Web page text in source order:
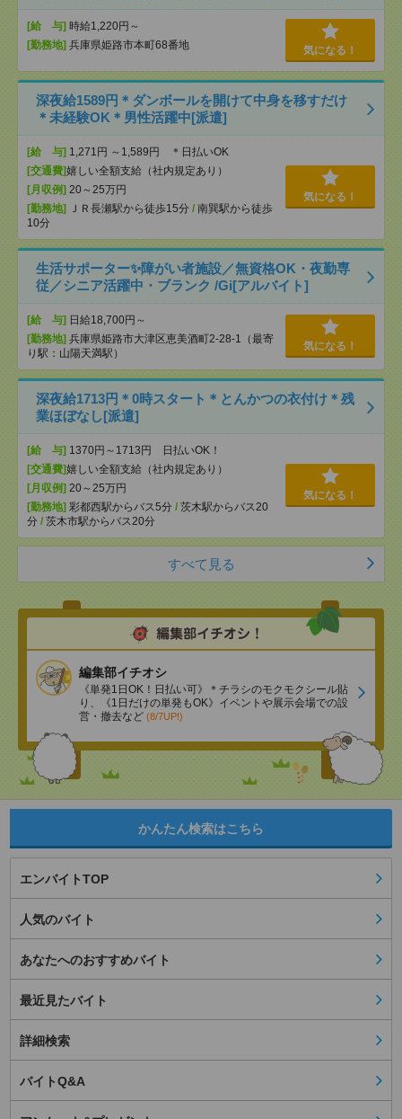
[給 与] 時給1,220円～
[勤務地] 兵庫県姫路市本町68番地 気になる！
深夜給1589円＊ダンボールを開けて中身を移すだけ
＊未経験OK＊男性活躍中[派遣]
[給 与] 1,271円 ～1,589円 ＊日払いOK
[交通費]嬉しい全額支給（社内規定あり）
[月収例] 20～25万円
[勤務地]
ＪＲ長瀬駅から徒歩15分 / 南巽駅から徒歩
10分
気になる！
生活サポーター✨障がい者施設／無資格OK・夜勤専
従／シニア活躍中・ブランク /Gi[アルバイト]
[給 与] 日給18,700円～
[勤務地] 兵庫県姫路市大津区恵美酒町2-28-1（最寄
り駅：山陽天満駅）
気になる！
深夜給1713円＊0時スタート＊とんかつの衣付け＊残
業ほぼなし[派遣]
[給 与] 1370円～1713円 日払いOK！
[交通費]嬉しい全額支給（社内規定あり）
[月収例] 20～25万円
[勤務地] 彩都西駅からバス5分 / 茨木駅からバス20
分 / 茨木市駅からバス20分
気になる！
すべて見る
編集部イチオシ
《単発1日OK！日払い可》＊チラシのモクモクシール貼
り、《1日だけの単発もOK》イベントや展示会場での設
営・撤去など (8/7UP!)
かんたん検索はこちら
エンバイトTOP
人気のバイト
あなたへのおすすめバイト
最近見たバイト
詳細検索
バイトQ&A